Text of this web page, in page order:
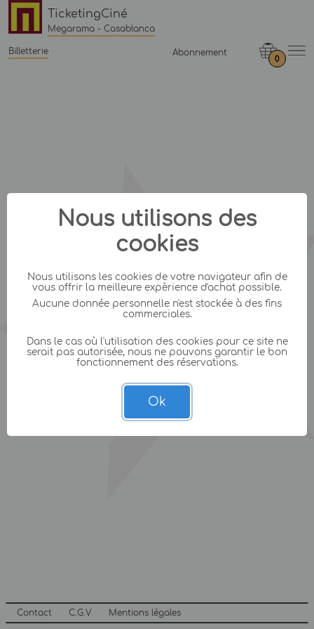
TicketingCiné
Megarama - Casablanca
Billetterie Abonnement
0
Contact C.G.V Mentions légales
Nous utilisons des
cookies
Nous utilisons les cookies de votre navigateur afin de
vous offrir la meilleure expèrience d'achat possible.
Aucune donnée personnelle n'est stockée à des fins
commerciales.
Dans le cas où l'utilisation des cookies pour ce site ne
serait pas autorisée, nous ne pouvons garantir le bon
fonctionnement des réservations.
Ok